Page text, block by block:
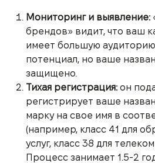
Мониторинг и выявление:
брендов» видит, что ваш
имеет большую
потенциал, но ваше
защищено.
Тихая регистрация:он
регистрирует ваше
марку на свое имя в
(например, класс 41 для
услуг, класс 38 для
Процесс занимает 1.5-2